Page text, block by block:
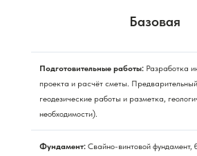
Базовая
Подготовительные работы: Разработка
проекта и расчёт сметы.
геодезические работы и разметка,
необходимости).
Фундамент: Свайно-винтовой фундамент,